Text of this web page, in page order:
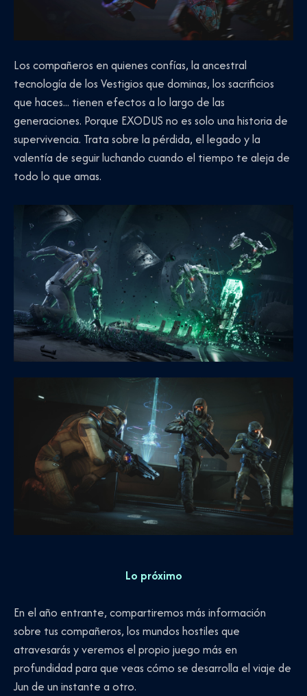
Los compañeros en quienes confías, la ancestral
tecnología de los Vestigios que dominas, los sacrificios
que haces... tienen efectos a lo largo de las
generaciones. Porque EXODUS no es solo una historia de
supervivencia. Trata sobre la pérdida, el legado y la
valentía de seguir luchando cuando el tiempo te aleja de
todo lo que amas.
Lo próximo
En el año entrante, compartiremos más información
sobre tus compañeros, los mundos hostiles que
atravesarás y veremos el propio juego más en
profundidad para que veas cómo se desarrolla el viaje de
Jun de un instante a otro.